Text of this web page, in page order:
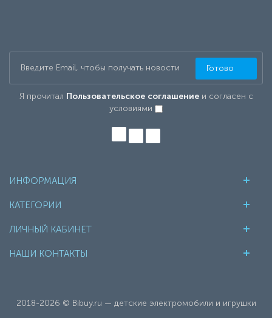
Я прочитал Пользовательское соглашениеи согласен с
условиями
Готово
ИНФОРМАЦИЯ
КАТЕГОРИИ
ЛИЧНЫЙ КАБИНЕТ
НАШИ КОНТАКТЫ
2018-2026 © Bibuy.ru — детские электромобили и игрушки